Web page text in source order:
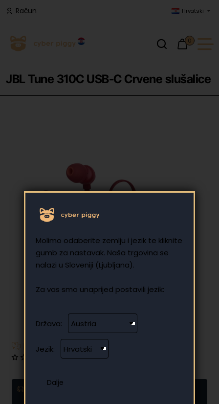
Molimo odaberite zemlju i jezik te kliknite
gumb za nastavak. Naša trgovina se
nalazi u Sloveniji (Ljubljana).
Za vas smo unaprijed postavili jezik:
Država:
Jezik:
Račun Hrvatski
0
JBL Tune 310C USB-C Crvene slušalice
Imate dodatnih pitanja?
Dostava i obročna plaćanja
0 recenzija • Napišite recenziju